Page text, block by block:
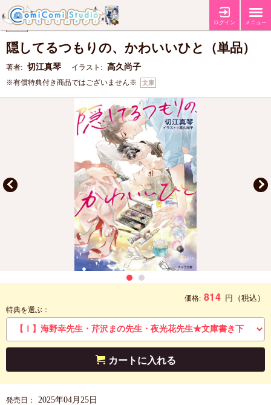
ログイン メニュー
特典 【コミコミ特典書下ろしSSペーパー】
フェア 【キャラBIRTHDAY FAIR2026】
隠してるつもりの、かわいいひと（単品）
著者: 切江真琴 イラスト: 高久尚子
※有償特典付き商品ではございません※ 文庫
価格: 814 円 （税込）
特典を選ぶ：
カートに入れる
発売日： 2025年04月25日